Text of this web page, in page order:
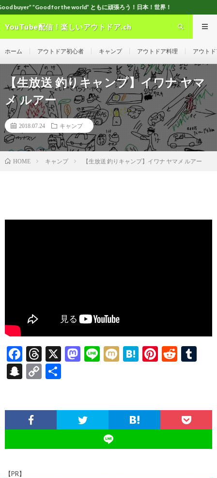
the world” ともに頑張ろう！日本！世界！
YouTube配信！楽しいアウトドア.ch
ホーム アウトドア初心者 キャンプ アウトドア料理 アウト
【生放送 釣りキャンプ】イワナ ヤマ
メ ルアー
2018.07.24 キャンプ
HOME キャンプ 【生放送 釣りキャンプ】イワナ ヤマメ ルアー
F
ac
e
o
o
k
T
hr
ea
X
M
o
n
Li M H
a
Pi
t
R
t
r
S
pc
h
at
C
Li
n
【PR】